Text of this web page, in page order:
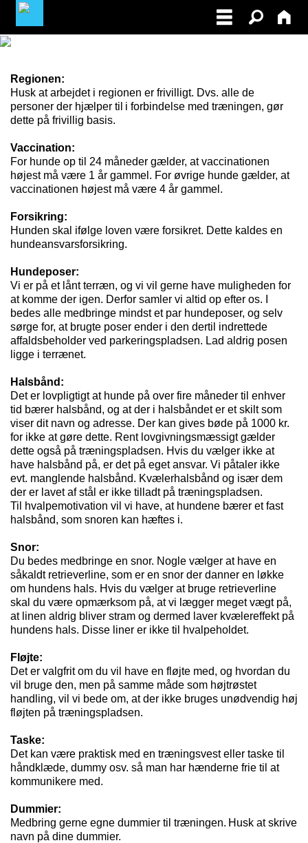
FACEBOOK
LOG-IN TIL PRØVELEDER/INSTRUKTØR
Regionen:
Husk at arbejdet i regionen er frivilligt. Dvs. alle de
personer der hjælper til i forbindelse med træningen, gør
dette på frivillig basis.
Vaccination:
For hunde op til 24 måneder gælder, at vaccinationen
højest må være 1 år gammel. For øvrige hunde gælder, at
vaccinationen højest må være 4 år gammel.
Forsikring:
Hunden skal ifølge loven være forsikret. Dette kaldes en
hundeansvarsforsikring.
Hundeposer:
Vi er på et lånt terræn, og vi vil gerne have muligheden for
at komme der igen. Derfor samler vi altid op efter os. I
bedes alle medbringe mindst et par hundeposer, og selv
sørge for, at brugte poser ender i den dertil indrettede
affaldsbeholder ved parkeringspladsen. Lad aldrig posen
ligge i terrænet.
Halsbånd:
Det er lovpligtigt at hunde på over fire måneder til enhver
tid bærer halsbånd, og at der i halsbåndet er et skilt som
viser dit navn og adresse. Der kan gives bøde på 1000 kr.
for ikke at gøre dette. Rent lovgivningsmæssigt gælder
dette også på træningspladsen. Hvis du vælger ikke at
have halsbånd på, er det på eget ansvar. Vi påtaler ikke
evt. manglende halsbånd. Kvælerhalsbånd og især dem
der er lavet af stål er ikke tilladt på træningspladsen.
Til hvalpemotivation vil vi have, at hundene bærer et fast
halsbånd, som snoren kan hæftes i.
Snor:
Du bedes medbringe en snor. Nogle vælger at have en
såkaldt retrieverline, som er en snor der danner en løkke
om hundens hals. Hvis du vælger at bruge retrieverline
skal du være opmærksom på, at vi lægger meget vægt på,
at linen aldrig bliver stram og dermed laver kvælereffekt på
hundens hals. Disse liner er ikke til hvalpeholdet.
Fløjte:
Det er valgfrit om du vil have en fløjte med, og hvordan du
vil bruge den, men på samme måde som højtrøstet
handling, vil vi bede om, at der ikke bruges unødvendig høj
fløjten på træningspladsen.
Taske:
Det kan være praktisk med en træningsvest eller taske til
håndklæde, dummy osv. så man har hænderne frie til at
kommunikere med.
Dummier:
Medbring gerne egne dummier til træningen. Husk at skrive
navn på dine dummier.